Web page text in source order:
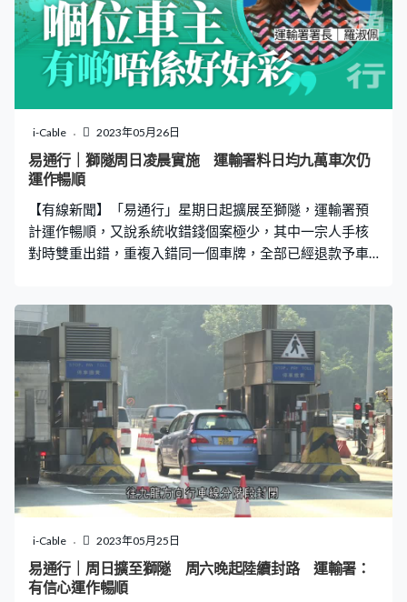
i-Cable 2023年05月26日
易通行｜獅隧周日凌晨實施 運輸署料日均九萬車次仍
運作暢順
【有線新聞】「易通行」星期日起擴展至獅隧，運輸署預
計運作暢順，又說系統收錯錢個案極少，其中一宗人手核
對時雙重出錯，重複入錯同一個車牌，全部已經退款予車
日均九萬架車次的獅隧都會運作暢順。運輸署署長羅淑
佩：「會否實施『易通行』後。由塞車變不塞車？易通行
沒那麼大威力，不過有一件事，當大家熟習後，爽快了很
多。我粗略一數，已經出來說超過十五次，大家可能見到
我都有些悶，但亦都有好處，可能大部分駕駛人士都記
著。」 運輸署說「易通行」實施至今，系統收錯錢個案極
少，其中一宗人手核對時雙重出錯。羅淑佩：「該名車主
欠運氣，未曾過隧道，但被指一分鐘行了兩次來回。我說
一分鐘兩次怎可能來回，青沙都頗長。該名職員、營辦商
同事假設是『AB 123』要將它入機，可能這名同事中間有
事分神，不記得自己入過，他再入一次『AB 123』，不幸
的原來不是『AB 123』，其實是『AB 234』過隧道，這些
極少數個案，其實都是低雙位數個案，這些應是退還款項
i-Cable 2023年05月25日
易通行｜周日擴至獅隧 周六晚起陸續封路 運輸署：
有信心運作暢順